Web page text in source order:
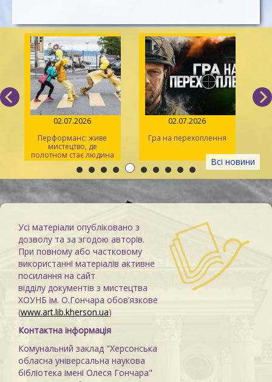
Всі новини
живе
мистецтво, де
стає людина
Гра на перехоплення
кіно
Усі матеріали опубліковано з
дозволу та за згодою авторів.
При повному або частковому
використанні матеріалів активне
посилання на сайт
відділу документів з мистецтва
ХОУНБ ім. О.Гончара обов’язкове
(www.art.lib.kherson.ua)
Контактна інформація
Комунальний заклад "Херсонська
обласна універсальна наукова
бібліотека імені Олеся Гончара"